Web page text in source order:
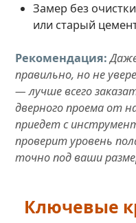
Замер без
или старый
Рекомендация:
правильно, но не
— лучше всего
дверного проема от
приедет с
проверит уровень
точно под ваши
Ключевые